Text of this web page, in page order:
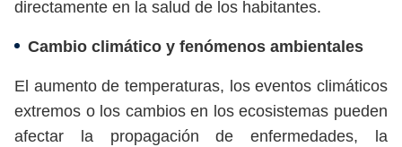
directamente en la salud de los habitantes.
Cambio climático y fenómenos ambientales
El aumento de temperaturas, los eventos climáticos
extremos o los cambios en los ecosistemas pueden
afectar la propagación de enfermedades, la